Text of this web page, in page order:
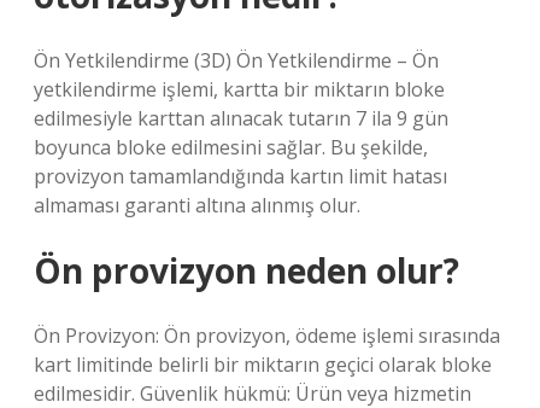
Ön Yetkilendirme (3D) Ön Yetkilendirme – Ön
yetkilendirme işlemi, kartta bir miktarın bloke
edilmesiyle karttan alınacak tutarın 7 ila 9 gün
boyunca bloke edilmesini sağlar. Bu şekilde,
provizyon tamamlandığında kartın limit hatası
almaması garanti altına alınmış olur.
Ön provizyon neden olur?
Ön Provizyon: Ön provizyon, ödeme işlemi sırasında
kart limitinde belirli bir miktarın geçici olarak bloke
edilmesidir. Güvenlik hükmü: Ürün veya hizmetin